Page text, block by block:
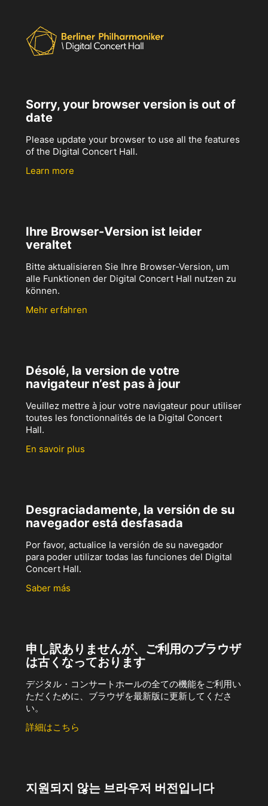
Sorry, your browser version is out of
date
Please update your browser to use all the features
of the Digital Concert Hall.
Learn more
Ihre Browser-Version ist leider
veraltet
Bitte aktualisieren Sie Ihre Browser-Version, um
alle Funktionen der Digital Concert Hall nutzen zu
können.
Mehr erfahren
Désolé, la version de votre
navigateur n’est pas à jour
Veuillez mettre à jour votre navigateur pour utiliser
toutes les fonctionnalités de la Digital Concert
Hall.
En savoir plus
Desgraciadamente, la versión de su
navegador está desfasada
Por favor, actualice la versión de su navegador
para poder utilizar todas las funciones del Digital
Concert Hall.
Saber más
申し訳ありませんが、ご利用のブラウザ
は古くなっております
デジタル・コンサートホールの全ての機能をご利用い
ただくために、ブラウザを最新版に更新してくださ
い。
詳細はこちら
지원되지 않는 브라우저 버전입니다